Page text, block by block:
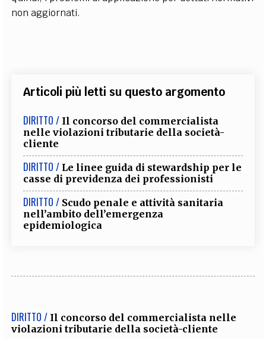
non aggiornati.
Articoli più letti su questo argomento
DIRITTO / Il concorso del commercialista
nelle violazioni tributarie della società-
cliente
DIRITTO / Le linee guida di stewardship per le
casse di previdenza dei professionisti
DIRITTO / Scudo penale e attività sanitaria
nell’ambito dell’emergenza
epidemiologica
DIRITTO / Il concorso del commercialista nelle
violazioni tributarie della società-cliente